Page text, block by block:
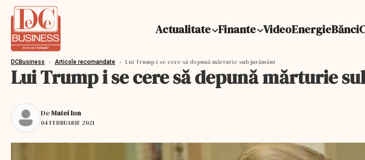
Actualitate Finante VideoEnergieBănci
DCBusiness › Articole recomandate › Lui Trump i se cere să depună mărturie sub jurământ
Lui Trump i se cere să depună mărturie
DeMatei Ion
04 FEBRUARIE 2021